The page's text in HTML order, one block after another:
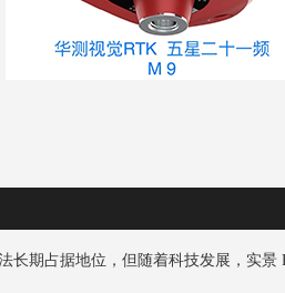
长期占据地位，但随着科技发展，实景